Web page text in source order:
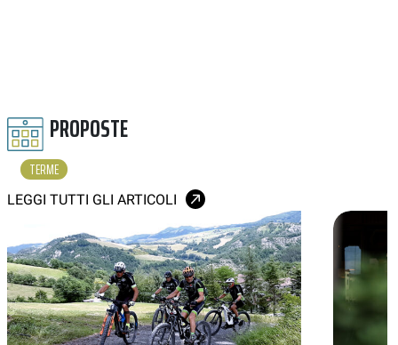
PROPOSTE
TERME
LEGGI TUTTI GLI ARTICOLI